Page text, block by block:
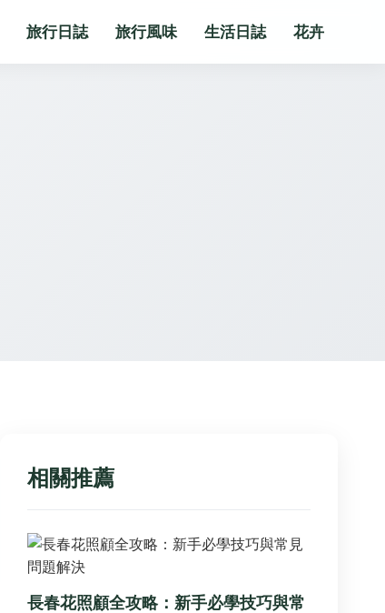
旅行日誌 旅行風味 生活日誌 花卉
相關推薦
長春花照顧全攻略：新手必學技巧與常